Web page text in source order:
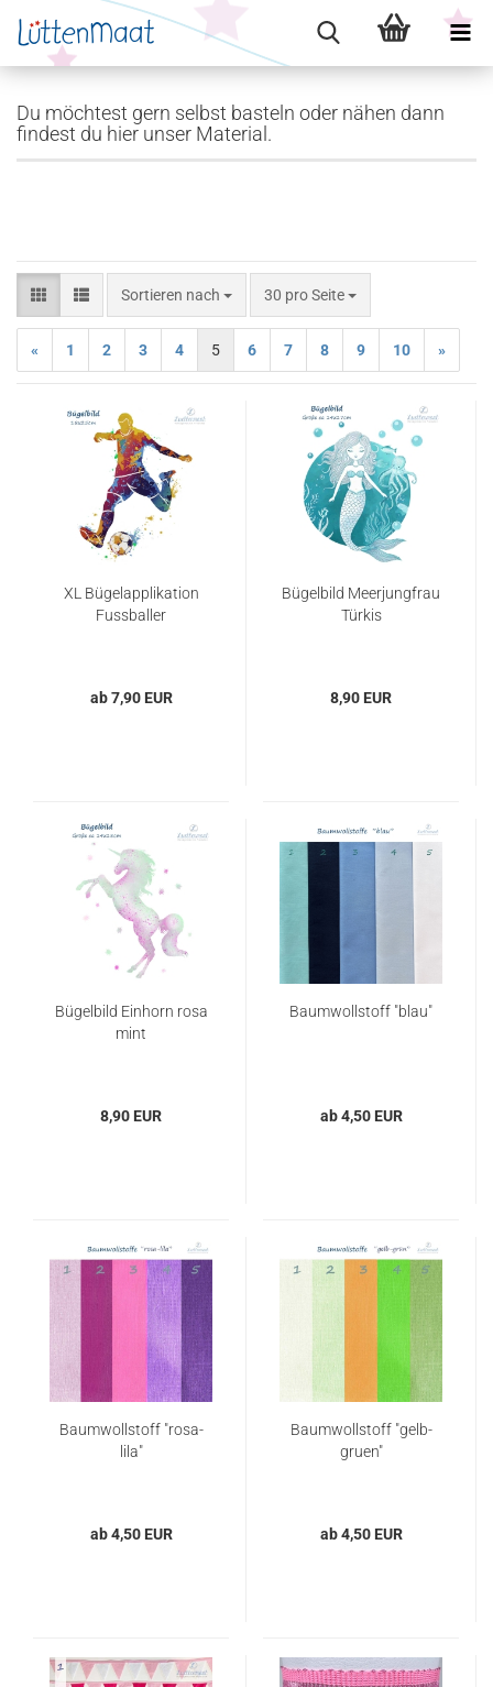
Du möchtest gern selbst basteln oder nähen dann
findest du hier unser Material.
Sortieren nach
Sortieren nach 30 pro Seite
pro Seite
« 1 2 3 4 5 6 7 8 9 10 »
XL Bügelapplikation
Fussballer
ab 7,90 EUR
Bügelbild Meerjungfrau
Türkis
8,90 EUR
Bügelbild Einhorn rosa
mint
8,90 EUR
Baumwollstoff "blau"
ab 4,50 EUR
Baumwollstoff "rosa-
lila"
ab 4,50 EUR
Baumwollstoff "gelb-
gruen"
ab 4,50 EUR